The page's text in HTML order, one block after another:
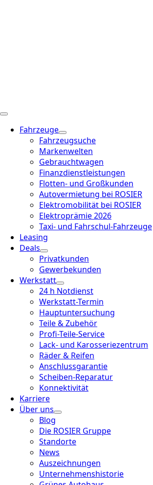
Fahrzeuge
Fahrzeugsuche
Markenwelten
Gebrauchtwagen
Finanzdienstleistungen
Flotten- und Großkunden
Autovermietung bei ROSIER
Elektromobilität bei ROSIER
Elektroprämie 2026
Taxi- und Fahrschul-Fahrzeuge
Leasing
Deals
Privatkunden
Gewerbekunden
Werkstatt
24 h Notdienst
Werkstatt-Termin
Hauptuntersuchung
Teile & Zubehör
Profi-Teile-Service
Lack- und Karosseriezentrum
Räder & Reifen
Anschlussgarantie
Scheiben-Reparatur
Konnektivität
Karriere
Über uns
Blog
Die ROSIER Gruppe
Standorte
News
Auszeichnungen
Unternehmenshistorie